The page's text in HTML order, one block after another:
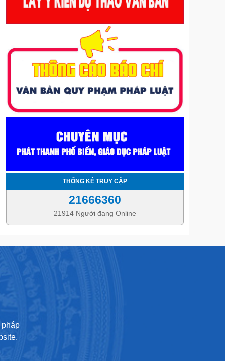
THỐNG KÊ TRUY CẬP
21666360
21914 Người đang Online
pháp